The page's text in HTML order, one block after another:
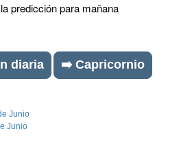
predicción para mañana
diaria ➡️ Capricornio
Junio
Junio